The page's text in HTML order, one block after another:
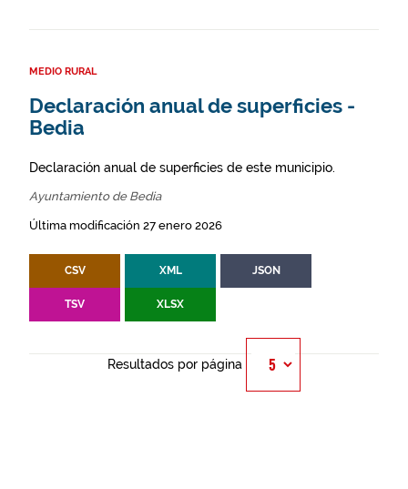
MEDIO RURAL
Declaración anual de superficies -
Bedia
Declaración anual de superficies de este municipio.
Ayuntamiento de Bedia
Última modificación 27 enero 2026
CSV XML JSON
TSV XLSX
Resultados por página